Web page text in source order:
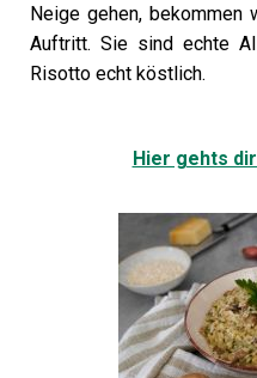
Neige gehen,
Auftritt. Sie sind echte
Risotto echt köstlich.
Hier gehts